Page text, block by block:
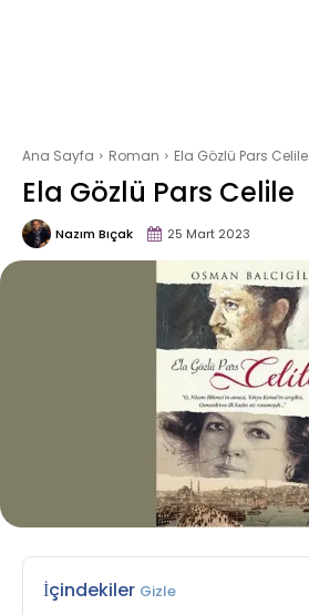
Ana Sayfa Roman Ela Gözlü Pars Celile
Ela Gözlü Pars Celile
Nazım Bıçak 25 Mart 2023
İçindekiler Gizle